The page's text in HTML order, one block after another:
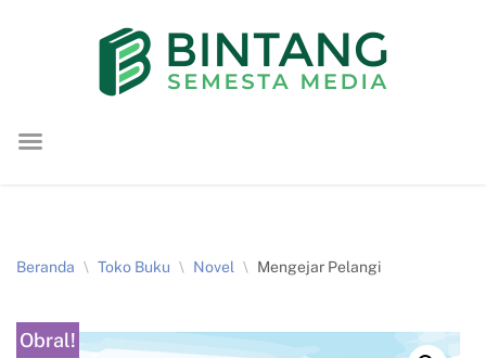
konten
Beranda \ Toko Buku \ Novel \ Mengejar Pelangi
Obral!